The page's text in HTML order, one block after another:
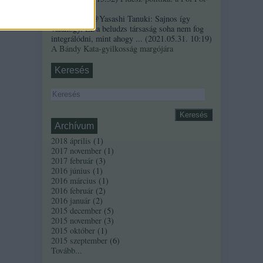
@Yasashi Tanuki: Sajnos így
valahogy. Ez a beludzs társaság soha nem fog
integrálódni, mint ahogy ... (2021.05.31. 10:19)
A Bándy Kata-gyilkosság margójára
Keresés
Archívum
2018 április ( 1 )
2017 november ( 1 )
2017 február (3)
2016 június ( 1 )
2016 március ( 1 )
2016 február (2)
2016 január (2)
2015 december (5)
2015 november (3)
2015 október ( 1 )
2015 szeptember (6)
Tovább...